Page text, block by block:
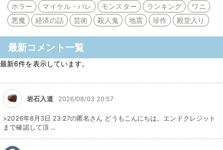
ホラー マイケル・パレ モンスター ランキング
ワニ
悪魔
経済の話 芸術 殺人鬼 地震 珍作 殿堂入り
最新コメント一覧
最新6件を表示しています。
岩石入道 2026/08/03 20:57
>2026年8月3日 23:27の匿名さん どうもこんにちは。エンドクレジット
まで確認して頂 ...